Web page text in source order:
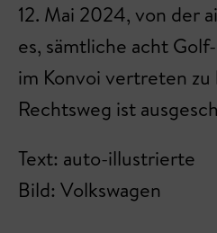
12. Mai 2024, von der
es, sämtliche acht
im Konvoi vertreten zu
Rechtsweg ist
Text: auto-illustrierte
Bild: Volkswagen